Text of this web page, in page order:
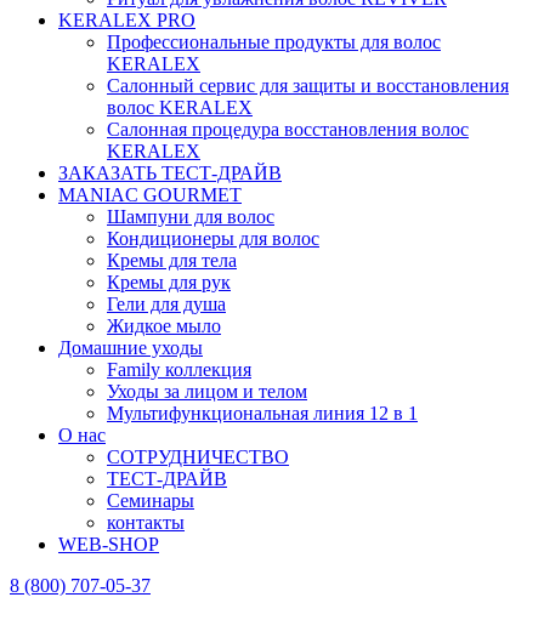
KERALEX PRO
Профессиональные продукты для волос
KERALEX
Салонный сервис для защиты и восстановления
волос KERALEX
Салонная процедура восстановления волос
KERALEX
ЗАКАЗАТЬ ТЕСТ-ДРАЙВ
MANIAC GOURMET
Шампуни для волос
Кондиционеры для волос
Кремы для тела
Кремы для рук
Гели для душа
Жидкое мыло
Домашние уходы
Family коллекция
Уходы за лицом и телом
Мультифункциональная линия 12 в 1
О нас
СОТРУДНИЧЕСТВО
ТЕСТ-ДРАЙВ
Семинары
контакты
WEB-SHOP
8 (800) 707-05-37